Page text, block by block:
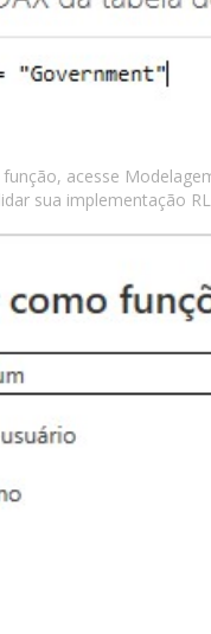
acesse
sua implementação